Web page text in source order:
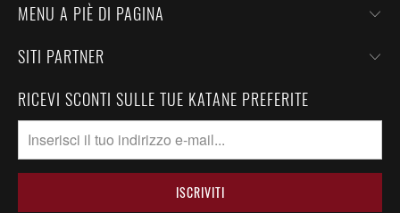
MENU A PIÈ DI PAGINA
SITI PARTNER
RICEVI SCONTI SULLE TUE KATANE PREFERITE